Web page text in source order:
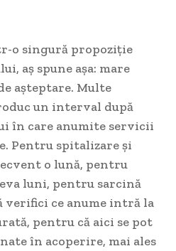
o singură propoziție
aș spune așa: mare
așteptare. Multe
un interval după
în care anumite servicii
Pentru spitalizare și
o lună, pentru
luni, pentru sarcină
verifici ce anume intră la
pentru că aici se pot
în acoperire, mai ales